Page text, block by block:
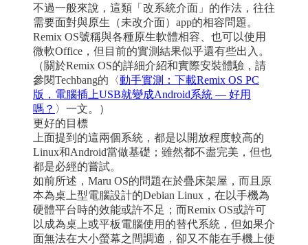
不過一般來說，這類「改系統介面」的作法，往往
需要面對與原生（未改介面）app的相容問題。
Remix OS號稱與各種原生軟體相容、也可以使用
微軟Office，但目前的實測結果似乎還有些出入。
（關於Remix OS的詳細介紹和實際安裝體驗，請
參閱Techbang的〈動手實測：下載Remix OS PC
版，電腦插上USB就變成Android系統 — 好用
嗎？ 〉一文。）
更好的目標
上面提到的這兩個系統，都是以開放程度較高的
Linux和Android當做基礎；雖然都不盡完美，但也
都是必經的嘗試。
如前所述，Maru OS的問題在於疊床架屋，而且原
本為桌上型電腦設計的Debian Linux，在以手機為
硬體平台時的效能或許不足；而Remix OS或許可
以成為桌上或平板電腦使用的替代系統，但如果介
面無法在大小螢幕之間調適，卻又不能在手機上使